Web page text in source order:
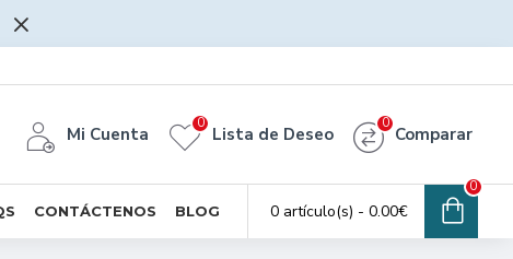
Mi Cuenta Lista de Deseo
0
Comparar
0
CONTÁCTENOS BLOG 0 artículo(s) - 0.00€
0